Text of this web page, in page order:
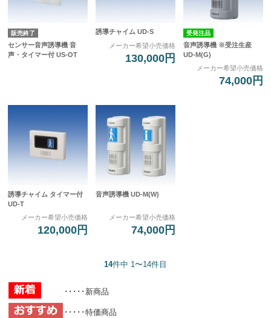
販売終了
センサー音声誘導機 音
声・タイマー付 US-OT
誘導チャイム UD-S
メーカー希望小売価格
130,000円
受発注品
音声誘導機 ※受注生産
UD-M(G)
メーカー希望小売価格
74,000円
誘導チャイム タイマー付
UD-T
メーカー希望小売価格
120,000円
音声誘導機 UD-M(W)
メーカー希望小売価格
74,000円
14件中 1〜14件目
･････新商品
･････特価商品